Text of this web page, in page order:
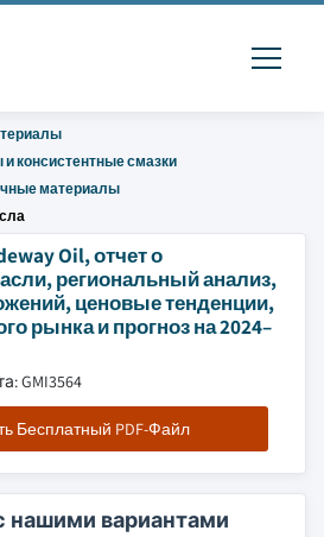
консистентные смазки
материалы
Oil, отчет о
региональный анализ,
ценовые тенденции,
рынка и прогноз на 2024–
GMI3564
Бесплатный PDF-Файл
нашими вариантами